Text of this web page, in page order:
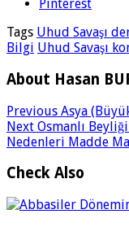
Pinterest
Tags Uhud Savaşı
Bilgi Uhud Savaşı
About Hasan
Previous Asya
Next Osmanlı
Nedenleri Madde
Check Also